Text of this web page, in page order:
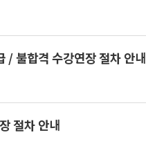
불합격 수강연장 절차 안내
절차 안내